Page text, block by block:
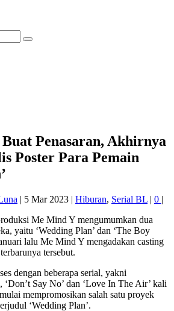
Buat Penasaran, Akhirnya
Poster Para Pemain
| 5 Mar 2023 | Hiburan, Serial BL | 0 |
Me Mind Y mengumumkan dua
yaitu ‘Wedding Plan’ dan ‘The Boy
lalu Me Mind Y mengadakan casting
tersebut.
dengan beberapa serial, yakni
‘Don’t Say No’ dan ‘Love In The Air’ kali
mempromosikan salah satu proyek
‘Wedding Plan’.